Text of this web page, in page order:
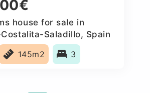
house for sale in
Saladillo, Spain
145m2 3